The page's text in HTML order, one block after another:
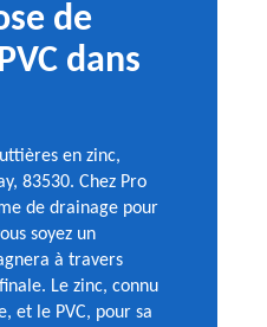
de
dans
en zinc,
83530. Chez Pro
de drainage pour
soyez un
à travers
Le zinc, connu
et le PVC, pour sa